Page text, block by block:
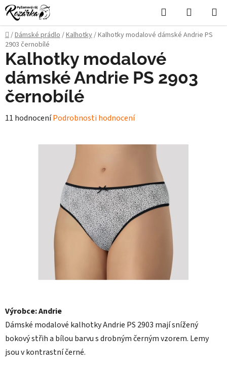
Přejít
na
obsah
Hledat
KOŠÍK
Domů
/Dámské prádlo/Kalhotky/Kalhotky modalové dámské Andrie PS
2903 černobílé
Výrobce: Andrie
Dámské modalové kalhotky Andrie PS 2903 majísnížený
bokový střih a bílou barvu sdrobným černým vzorem. Lemy
jsouv kontrastní černé.
Kalhotky modalové
dámské Andrie PS 2903
černobílé
Průměrné
11 hodnoceníPodrobnosti hodnocení